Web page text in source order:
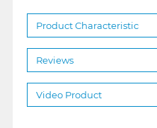
Product Characteristic
Reviews
Video Product